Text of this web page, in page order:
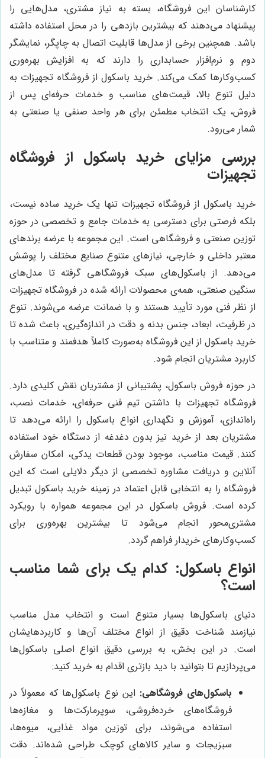
کارشناسان این فروشگاه، بسته به نیاز مشتری، مدل‌هایی را
پیشنهاد می‌دهند که بیشترین بازدهی را در محل استفاده داشته
باشد. همچنین برخی از مدل‌ها قابلیت اتصال به چاپگر، نمایشگر
دوم و نرم‌افزار حسابداری را دارند که به افزایش بهره‌وری
کسب‌و‌کارها کمک می‌کند. خرید باسکول از فروشگاه تجهیزات به
دلیل تنوع بالا، قیمت‌های مناسب و خدمات حرفه‌ای پس از
فروش، یک انتخاب مطمئن برای هر واحد صنفی یا صنعتی به
شمار می‌رود.
بررسی مزایای خرید باسکول از فروشگاه
تجهیزات
خرید باسکول از فروشگاه تجهیزات تنها یک خرید ساده نیست،
بلکه فرصتی برای دسترسی به خدمات جامع و تخصصی در حوزه
توزین صنعتی و فروشگاهی است. این مجموعه با عرضه برندهای
معتبر داخلی و خارجی، نیازهای متنوع صنایع مختلف را پوشش
می‌دهد. از باسکول‌های سبک فروشگاهی گرفته تا مدل‌های
سنگین صنعتی، همه‌ی محصولات ارائه شده در فروشگاه تجهیزات
از نظر فنی مورد تأیید هستند و با ضمانت عرضه می‌شوند. تنوع
در ظرفیت، ابعاد، جنس بدنه و دقت در اندازه‌گیری، باعث شده تا
خرید باسکول از این فروشگاه به‌صورت کاملاً هدفمند و متناسب با
کاربرد مشتریان انجام شود.
در حوزه فروش باسکول، پشتیبانی از مشتریان نقش کلیدی دارد.
فروشگاه تجهیزات با داشتن تیم فنی حرفه‌ای، خدمات نصب،
راه‌اندازی، آموزش و نگهداری انواع باسکول را ارائه می‌دهد تا
مشتریان بعد از خرید نیز بدون دغدغه از دستگاه خود استفاده
کنند. قیمت مناسب، موجود بودن قطعات یدکی، امکان سفارش
آنلاین و دریافت مشاوره تخصصی از دیگر دلایلی است که این
فروشگاه را به انتخابی قابل اعتماد در زمینه خرید باسکول تبدیل
کرده است. فروش باسکول در این مجموعه همواره با رویکرد
مشتری‌محور انجام می‌شود تا بیشترین بهره‌وری برای
کسب‌و‌کارهای خریدار فراهم گردد.
انواع باسکول: کدام یک برای شما مناسب
است؟
دنیای باسکول‌ها بسیار متنوع است و انتخاب مدل مناسب
نیازمند شناخت دقیق از انواع مختلف آن‌ها و کاربردهایشان
است. در این بخش، به بررسی دقیق انواع اصلی باسکول‌ها
می‌پردازیم تا بتوانید با دید بازتری اقدام به خرید کنید:
باسکول‌های فروشگاهی: این نوع باسکول‌ها که معمولاً در
فروشگاه‌های خرده‌فروشی، سوپرمارکت‌ها و مغازه‌ها
استفاده می‌شوند، برای توزین مواد غذایی، میوه‌ها،
سبزیجات و سایر کالاهای کوچک طراحی شده‌اند. دقت